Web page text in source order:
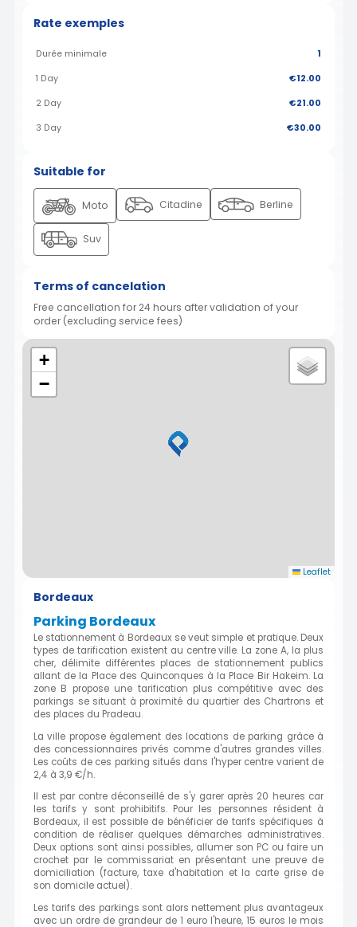
Rate exemples
Durée minimale 1
1 Day €12.00
2 Day €21.00
3 Day €30.00
Suitable for
Moto Citadine Berline
Suv
Terms of cancelation
Free cancellation for 24 hours after validation of your
order (excluding service fees)
+
−
Leaflet
Bordeaux
Parking Bordeaux
Le stationnement à Bordeaux se veut simple et pratique. Deux
types de tarification existent au centre ville. La zone A, la plus
cher, délimite différentes places de stationnement publics
allant de la Place des Quinconques à la Place Bir Hakeim. La
zone B propose une tarification plus compétitive avec des
parkings se situant à proximité du quartier des Chartrons et
des places du Pradeau.
La ville propose également des locations de parking grâce à
des concessionnaires privés comme d'autres grandes villes.
Les coûts de ces parking situés dans l'hyper centre varient de
2,4 à 3,9 €/h.
Il est par contre déconseillé de s'y garer après 20 heures car
les tarifs y sont prohibitifs. Pour les personnes résident à
Bordeaux, il est possible de bénéficier de tarifs spécifiques à
condition de réaliser quelques démarches administratives.
Deux options sont ainsi possibles, allumer son PC ou faire un
crochet par le commissariat en présentant une preuve de
domiciliation (facture, taxe d'habitation et la carte grise de
son domicile actuel).
Les tarifs des parkings sont alors nettement plus avantageux
avec un ordre de grandeur de 1 euro l'heure, 15 euros le mois